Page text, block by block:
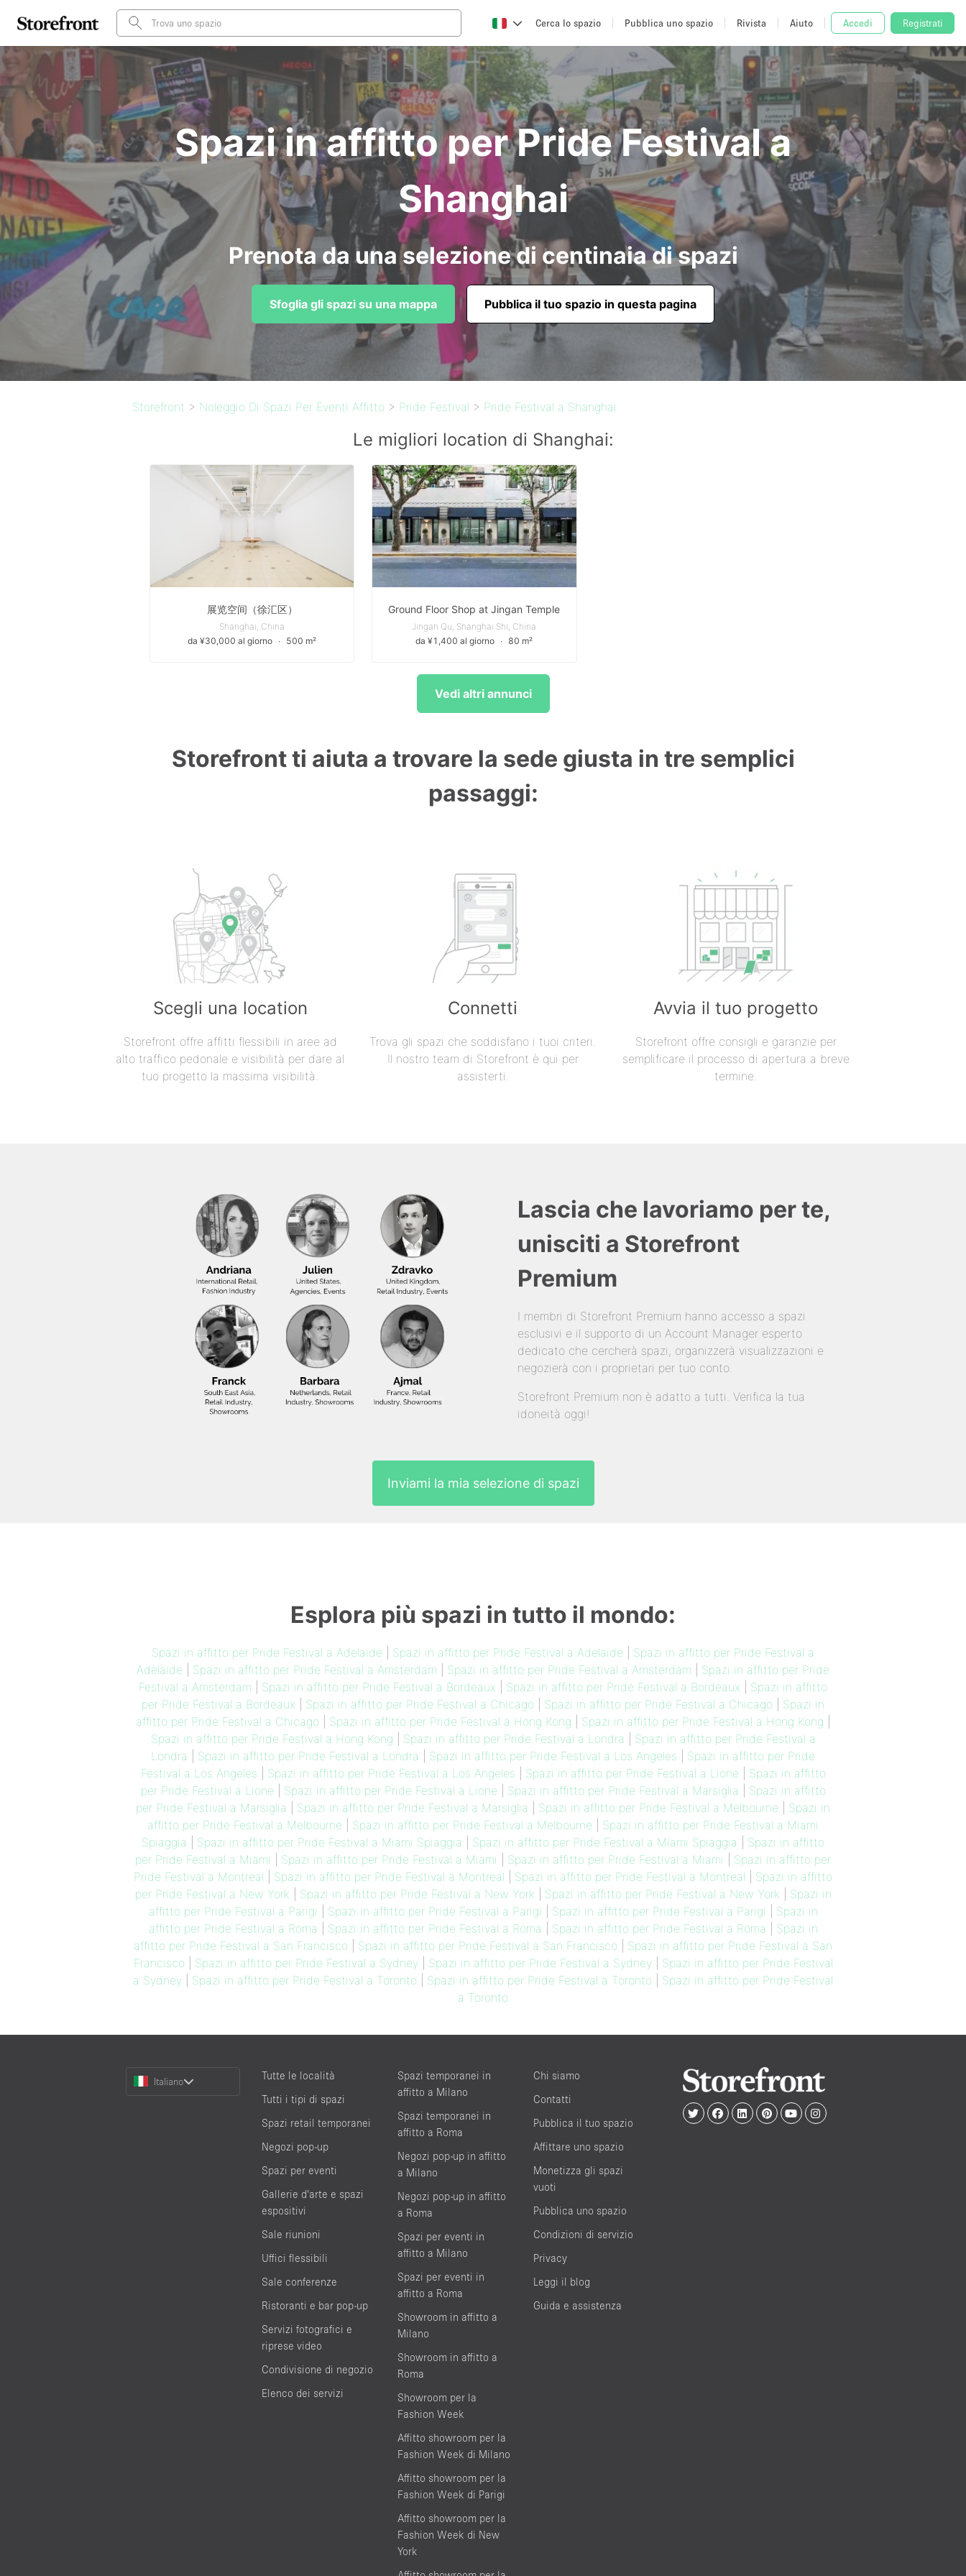
Cerca lo spazio Pubblica uno spazio Rivista Aiuto Accedi Registrati
Spazi in affitto per Pride Festival a
Shanghai
Prenota da una selezione di centinaia di spazi
Sfoglia gli spazi su una mappa Pubblica il tuo spazio in questa pagina
Storefront > Noleggio Di Spazi Per Eventi Affitto > Pride Festival > Pride Festival a Shanghai
Le migliori location di Shanghai:
展览空间（徐汇区）
Shanghai, China
da ¥30,000 al giorno ∙ 500 m²
Ground Floor Shop at Jingan Temple
Jingan Qu, Shanghai Shi, China
da ¥1,400 al giorno ∙ 80 m²
Vedi altri annunci
Storefront ti aiuta a trovare la sede giusta in tre semplici
passaggi:
Scegli una location
Storefront offre affitti flessibili in aree ad
alto traffico pedonale e visibilità per dare al
tuo progetto la massima visibilità.
Connetti
Trova gli spazi che soddisfano i tuoi criteri.
Il nostro team di Storefront è qui per
assisterti.
Avvia il tuo progetto
Storefront offre consigli e garanzie per
semplificare il processo di apertura a breve
termine.
Lascia che lavoriamo per te,
unisciti a Storefront
Premium
I membri di Storefront Premium hanno accesso a spazi
esclusivi e il supporto di un Account Manager esperto
dedicato che cercherà spazi, organizzerà visualizzazioni e
negozierà con i proprietari per tuo conto.
Storefront Premium non è adatto a tutti. Verifica la tua
idoneità oggi!
Inviami la mia selezione di spazi
Esplora più spazi in tutto il mondo:
Spazi in affitto per Pride Festival a Adelaide Spazi in affitto per Pride Festival a Adelaide
Spazi in affitto per Pride Festival a
Adelaide
Spazi in affitto per Pride Festival a Amsterdam Spazi in affitto per Pride Festival a Amsterdam
Spazi in affitto per Pride
Festival a Amsterdam
Spazi in affitto per Pride Festival a Bordeaux Spazi in affitto per Pride Festival a Bordeaux
Spazi in affitto
per Pride Festival a Bordeaux
Spazi in affitto per Pride Festival a Chicago Spazi in affitto per Pride Festival a Chicago
Spazi in
affitto per Pride Festival a Chicago
Spazi in affitto per Pride Festival a Hong Kong Spazi in affitto per Pride Festival a Hong Kong
Spazi in affitto per Pride Festival a Hong Kong
Spazi in affitto per Pride Festival a Londra
Spazi in affitto per Pride Festival a
Londra
Spazi in affitto per Pride Festival a Londra Spazi in affitto per Pride Festival a Los Angeles
Spazi in affitto per Pride
Festival a Los Angeles
Spazi in affitto per Pride Festival a Los Angeles Spazi in affitto per Pride Festival a Lione
Spazi in affitto
per Pride Festival a Lione
Spazi in affitto per Pride Festival a Lione Spazi in affitto per Pride Festival a Marsiglia
Spazi in affitto
per Pride Festival a Marsiglia
Spazi in affitto per Pride Festival a Marsiglia Spazi in affitto per Pride Festival a Melbourne
Spazi in
affitto per Pride Festival a Melbourne
Spazi in affitto per Pride Festival a Melbourne
Spazi in affitto per Pride Festival a Miami
Spiaggia
Spazi in affitto per Pride Festival a Miami Spiaggia Spazi in affitto per Pride Festival a Miami Spiaggia
Spazi in affitto
per Pride Festival a Miami
Spazi in affitto per Pride Festival a Miami Spazi in affitto per Pride Festival a Miami
Spazi in affitto per
Pride Festival a Montreal
Spazi in affitto per Pride Festival a Montreal Spazi in affitto per Pride Festival a Montreal
Spazi in affitto
per Pride Festival a New York
Spazi in affitto per Pride Festival a New York Spazi in affitto per Pride Festival a New York
Spazi in
affitto per Pride Festival a Parigi
Spazi in affitto per Pride Festival a Parigi Spazi in affitto per Pride Festival a Parigi
Spazi in
affitto per Pride Festival a Roma
Spazi in affitto per Pride Festival a Roma Spazi in affitto per Pride Festival a Roma
Spazi in
affitto per Pride Festival a San Francisco
Spazi in affitto per Pride Festival a San Francisco
Spazi in affitto per Pride Festival a San
Francisco| Spazi in affitto per Pride Festival a Sydney| Spazi in affitto per Pride Festival a Sydney| Spazi in affitto per Pride Festival
a Sydney
Spazi in affitto per Pride Festival a Toronto Spazi in affitto per Pride Festival a Toronto
Spazi in affitto per Pride Festival
a Toronto
Choose
Italiano
Tutte le località
Tutti i tipi di spazi
Spazi retail temporanei
Negozi pop-up
Spazi per eventi
Gallerie d’arte e spazi
espositivi
Sale riunioni
Uffici flessibili
Sale conferenze
Ristoranti e bar pop-up
Servizi fotografici e
riprese video
Condivisione di negozio
Elenco dei servizi
Spazi temporanei in
affitto a Milano
Spazi temporanei in
affitto a Roma
Negozi pop-up in affitto
a Milano
Negozi pop-up in affitto
a Roma
Spazi per eventi in
affitto a Milano
Spazi per eventi in
affitto a Roma
Showroom in affitto a
Milano
Showroom in affitto a
Roma
Showroom per la
Fashion Week
Affitto showroom per la
Fashion Week di Milano
Affitto showroom per la
Fashion Week di Parigi
Affitto showroom per la
Fashion Week di New
York
Chi siamo
Contatti
Pubblica il tuo spazio
Affittare uno spazio
Monetizza gli spazi
vuoti
Pubblica uno spazio
Condizioni di servizio
Privacy
Leggi il blog
Guida e assistenza